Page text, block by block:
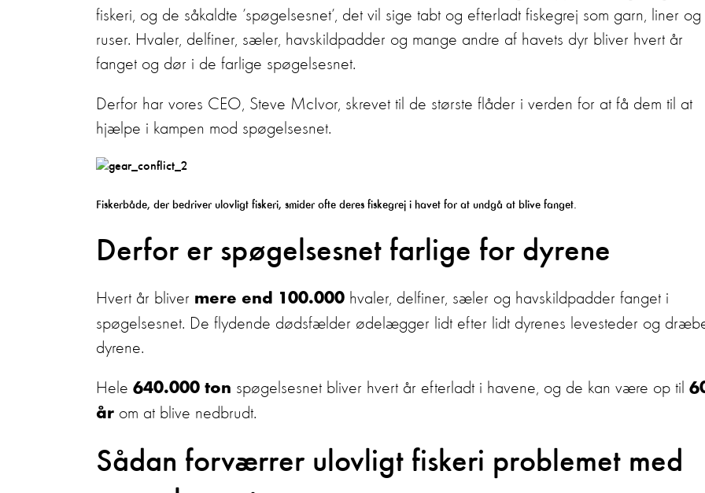
fiskeri, og de såkaldte ’spøgelsesnet’, det vil sige tabt og efterladt fiskegrej som garn, liner og
ruser. Hvaler, delfiner, sæler, havskildpadder og mange andre af havets dyr bliver hvert år
fanget og dør i de farlige spøgelsesnet.
Derfor har vores CEO, Steve McIvor, skrevet til de største flåder i verden for at få dem til at
hjælpe i kampen mod spøgelsesnet.
Fiskerbåde, der bedriver ulovligt fiskeri, smider ofte deres fiskegrej i havet for at undgå at blive fanget.
Derfor er spøgelsesnet farlige for dyrene
Hvert år bliver mere end 100.000 hvaler, delfiner, sæler og havskildpadder fanget i
spøgelsesnet. De flydende dødsfælder ødelægger lidt efter lidt dyrenes levesteder og
dyrene.
Hele 640.000 ton spøgelsesnet bliver hvert år efterladt i havene, og de kan være op til
år om at blive nedbrudt.
Sådan forværrer ulovligt fiskeri problemet med